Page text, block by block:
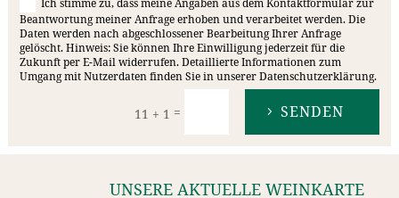
Ich stimme zu, dass meine Angaben aus dem Kontaktformular zur
Beantwortung meiner Anfrage erhoben und verarbeitet werden. Die
Daten werden nach abgeschlossener Bearbeitung Ihrer Anfrage
gelöscht. Hinweis: Sie können Ihre Einwilligung jederzeit für die
Zukunft per E-Mail widerrufen. Detaillierte Informationen zum
Umgang mit Nutzerdaten finden Sie in unserer Datenschutzerklärung.
11 + 1 = SENDEN
UNSERE AKTUELLE WEINKARTE